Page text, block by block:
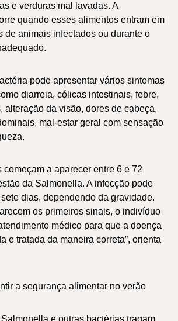
e verduras mal lavadas. A
quando esses alimentos entram em
de animais infectados ou durante o
pode apresentar vários sintomas
diarreia, cólicas intestinais, febre,
alteração da visão, dores de cabeça,
mal-estar geral com sensação
começam a aparecer entre 6 e 72
da Salmonella. A infecção pode
dias, dependendo da gravidade.
os primeiros sinais, o indivíduo
médico para que a doença
e tratada da maneira correta”, orienta
a segurança alimentar no verão
e outras bactérias tragam